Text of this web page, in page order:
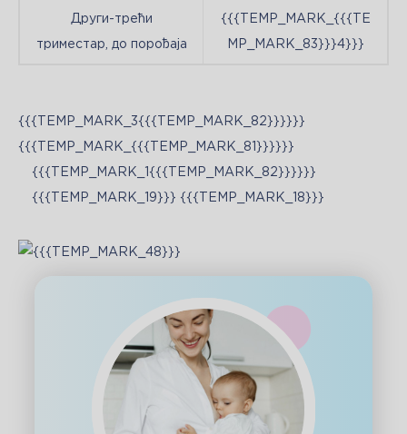
Други-трећи
триместар, до порођаја
{{{TEMP_MARK_{{{TE
MP_MARK_83}}}4}}}
{{{TEMP_MARK_3{{{TEMP_MARK_82}}}}}}
{{{TEMP_MARK_{{{TEMP_MARK_81}}}}}}
{{{TEMP_MARK_1{{{TEMP_MARK_82}}}}}}
{{{TEMP_MARK_19}}} {{{TEMP_MARK_18}}}